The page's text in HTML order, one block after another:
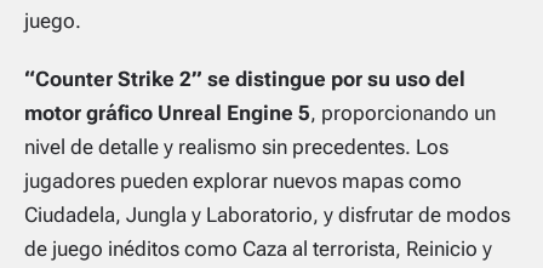
juego.
“Counter Strike 2” se distingue por su uso del
motor gráfico Unreal Engine 5, proporcionando un
nivel de detalle y realismo sin precedentes. Los
jugadores pueden explorar nuevos mapas como
Ciudadela, Jungla y Laboratorio, y disfrutar de modos
de juego inéditos como Caza al terrorista, Reinicio y